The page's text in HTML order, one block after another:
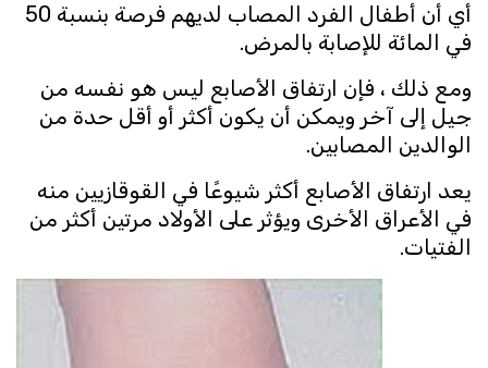
أي أن أطفال الفرد المصاب لديهم فرصة بنسبة 50
في المائة للإصابة بالمرض.
ومع ذلك ، فإن ارتفاق الأصابع ليس هو نفسه من
جيل إلى آخر ويمكن أن يكون أكثر أو أقل حدة من
الوالدين المصابين.
يعد ارتفاق الأصابع أكثر شيوعًا في القوقازيين منه
في الأعراق الأخرى ويؤثر على الأولاد مرتين أكثر من
الفتيات.